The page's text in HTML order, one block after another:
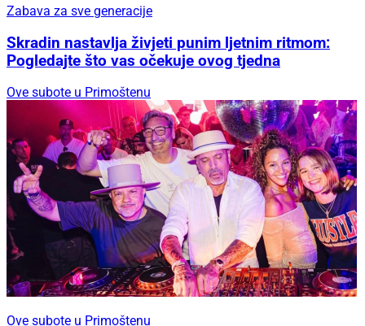
Zabava za sve generacije
Skradin nastavlja živjeti punim ljetnim ritmom:
Pogledajte što vas očekuje ovog tjedna
Ove subote u Primoštenu
Ove subote u Primoštenu